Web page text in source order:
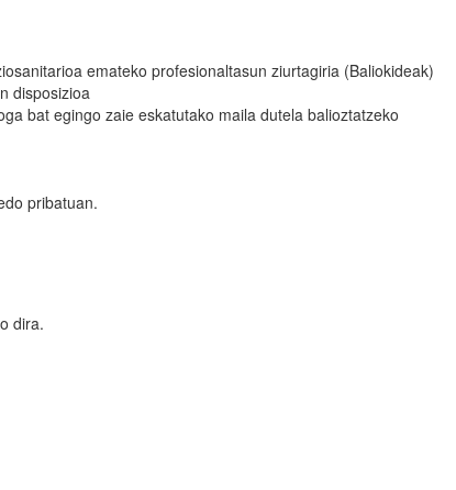
emateko profesionaltasun ziurtagiria (Baliokideak)
disposizioa
bat egingo zaie eskatutako maila dutela balioztatzeko
pribatuan.
dira.